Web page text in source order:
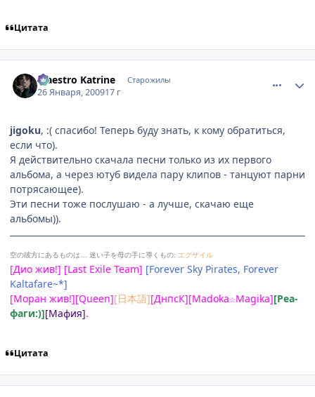
Цитата
Maestro Katrine Старожилы
26 Января, 200917 г
jigoku, :( спасибо! Теперь буду знать, к кому обратиться,
если что).
Я действительно скачала песни только из их первого
альбома, а через ютуб видела пару клипов - танцуют парни
потрясающее).
Эти песни тоже послушаю - а лучше, скачаю еще
альбомы)).
空の彼方にあるものは… 迷い子を母の手に導くもの: エグザイル
[Дио жив!] [Last Exile Team] [Forever Sky Pirates, Forever
Kaltafare~*]
[Моран жив!][Queen][日本語][ДнпсК][Madoka☆Magika][Реа-
фаги:)][Мафия].
Цитата